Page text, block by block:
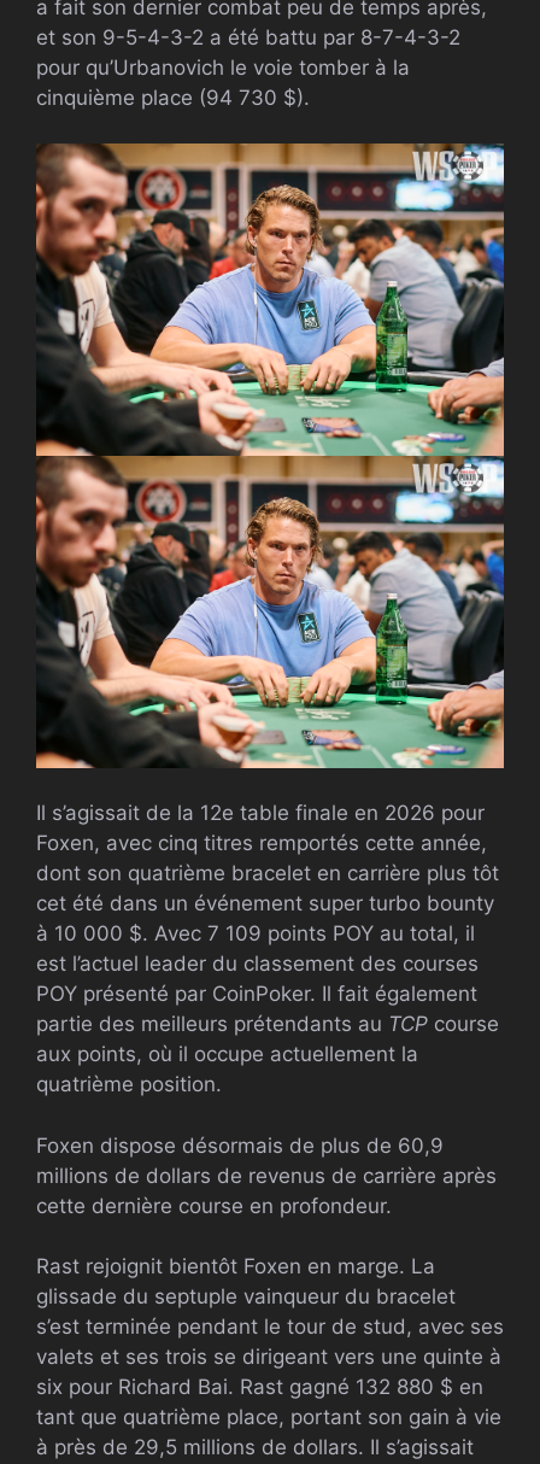
a fait son dernier combat peu de temps après,
et son 9-5-4-3-2 a été battu par 8-7-4-3-2
pour qu’Urbanovich le voie tomber à la
cinquième place (94 730 $).
Il s’agissait de la 12e table finale en 2026 pour
Foxen, avec cinq titres remportés cette année,
dont son quatrième bracelet en carrière plus tôt
cet été dans un événement super turbo bounty
à 10 000 $. Avec 7 109 points POY au total, il
est l’actuel leader du classement des courses
POY présenté par CoinPoker. Il fait également
partie des meilleurs prétendants au TCP course
aux points, où il occupe actuellement la
quatrième position.
Foxen dispose désormais de plus de 60,9
millions de dollars de revenus de carrière après
cette dernière course en profondeur.
Rast rejoignit bientôt Foxen en marge. La
glissade du septuple vainqueur du bracelet
s’est terminée pendant le tour de stud, avec ses
valets et ses trois se dirigeant vers une quinte à
six pour Richard Bai. Rast gagné 132 880 $ en
tant que quatrième place, portant son gain à vie
à près de 29,5 millions de dollars. Il s’agissait